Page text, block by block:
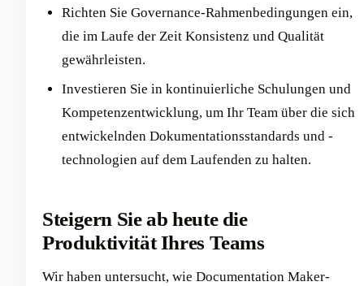
Richten Sie Governance-Rahmenbedingungen ein,
die im Laufe der Zeit Konsistenz und Qualität
gewährleisten.
Investieren Sie in kontinuierliche Schulungen und
Kompetenzentwicklung, um Ihr Team über die sich
entwickelnden Dokumentationsstandards und -
technologien auf dem Laufenden zu halten.
Steigern Sie ab heute die
Produktivität Ihres Teams
Wir haben untersucht, wie Documentation Maker-